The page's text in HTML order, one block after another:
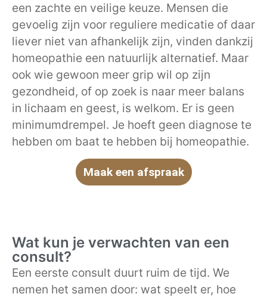
een zachte en veilige keuze. Mensen die
gevoelig zijn voor reguliere medicatie of daar
liever niet van afhankelijk zijn, vinden dankzij
homeopathie een natuurlijk alternatief. Maar
ook wie gewoon meer grip wil op zijn
gezondheid, of op zoek is naar meer balans
in lichaam en geest, is welkom. Er is geen
minimumdrempel. Je hoeft geen diagnose te
hebben om baat te hebben bij homeopathie.
Maak een afspraak
Wat kun je verwachten van een
consult?
Een eerste consult duurt ruim de tijd. We
nemen het samen door: wat speelt er, hoe